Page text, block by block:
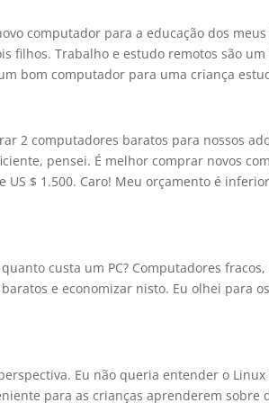
computador para a educação dos meus
filhos. Trabalho e estudo remotos são
bom computador para uma criança
2 computadores baratos para nossos
pensei. É melhor comprar novos
$ 1.500. Caro! Meu orçamento é
custa um PC? Computadores
e economizar nisto. Eu olhei para
Eu não queria entender o Linux
para as crianças aprenderem sobre